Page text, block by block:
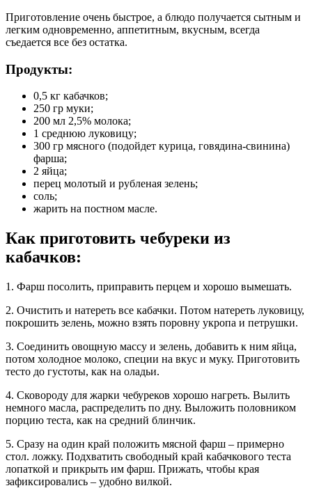
Приготовление очень быстрое, а блюдо получается сытным и
легким одновременно, аппетитным, вкусным, всегда
съедается все без остатка.
Продукты:
0,5 кг кабачков;
250 гр муки;
200 мл 2,5% молока;
1 среднюю луковицу;
300 гр мясного (подойдет курица, говядина-свинина)
фарша;
2 яйца;
перец молотый и рубленая зелень;
соль;
жарить на постном масле.
Как приготовить чебуреки из
кабачков:
1. Фарш посолить, приправить перцем и хорошо вымешать.
2. Очистить и натереть все кабачки. Потом натереть луковицу,
покрошить зелень, можно взять поровну укропа и петрушки.
3. Соединить овощную массу и зелень, добавить к ним яйца,
потом холодное молоко, специи на вкус и муку. Приготовить
тесто до густоты, как на оладьи.
4. Сковороду для жарки чебуреков хорошо нагреть. Вылить
немного масла, распределить по дну. Выложить половником
порцию теста, как на средний блинчик.
5. Сразу на один край положить мясной фарш – примерно
стол. ложку. Подхватить свободный край кабачкового теста
лопаткой и прикрыть им фарш. Прижать, чтобы края
зафиксировались – удобно вилкой.